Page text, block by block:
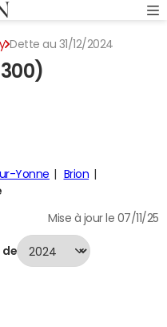
Dette au 31/12/2024
Yonne
Brion
Mise à jour le 07/11/25
de